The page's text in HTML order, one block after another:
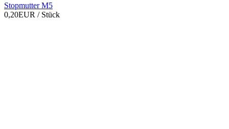
Stopmutter M5
0,20EUR / Stück